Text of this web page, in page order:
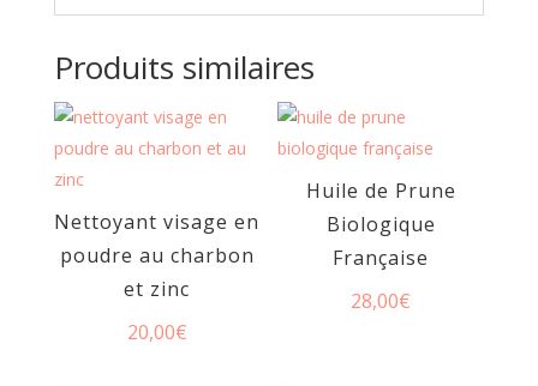
Produits similaires
Nettoyant visage en
poudre au charbon
et zinc
20,00€
Huile de Prune
Biologique
Française
28,00€